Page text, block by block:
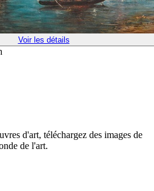
Voir les détails
d'art, téléchargez des images de
de l'art.